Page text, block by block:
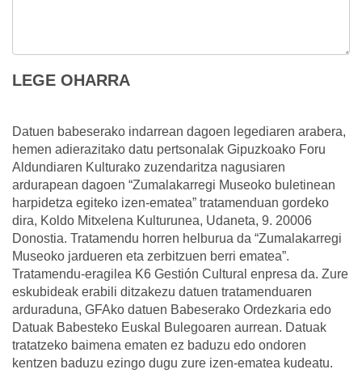
LEGE OHARRA
Datuen babeserako indarrean dagoen legediaren arabera,
hemen adierazitako datu pertsonalak Gipuzkoako Foru
Aldundiaren Kulturako zuzendaritza nagusiaren
ardurapean dagoen “Zumalakarregi Museoko buletinean
harpidetza egiteko izen-ematea” tratamenduan gordeko
dira, Koldo Mitxelena Kulturunea, Udaneta, 9. 20006
Donostia. Tratamendu horren helburua da “Zumalakarregi
Museoko jardueren eta zerbitzuen berri ematea”.
Tratamendu-eragilea K6 Gestión Cultural enpresa da. Zure
eskubideak erabili ditzakezu datuen tratamenduaren
arduraduna, GFAko datuen Babeserako Ordezkaria edo
Datuak Babesteko Euskal Bulegoaren aurrean. Datuak
tratatzeko baimena ematen ez baduzu edo ondoren
kentzen baduzu ezingo dugu zure izen-ematea kudeatu.